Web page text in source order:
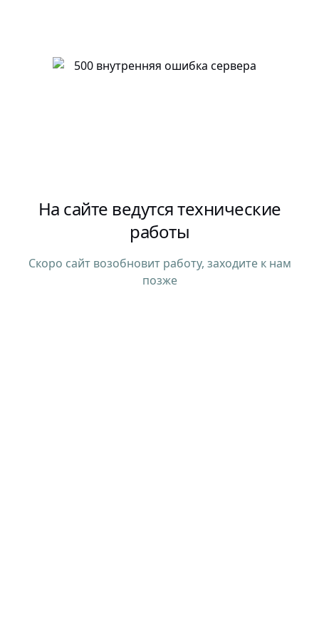
На сайте ведутся технические
работы
Скоро сайт возобновит работу, заходите к нам
позже